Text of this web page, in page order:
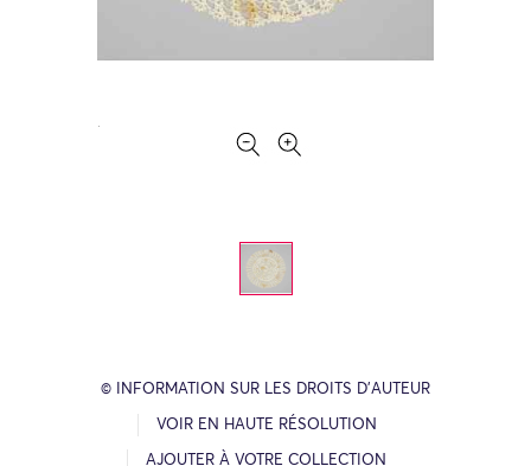
© INFORMATION SUR LES DROITS D’AUTEUR
VOIR EN HAUTE RÉSOLUTION
AJOUTER À VOTRE COLLECTION